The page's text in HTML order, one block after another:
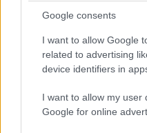
Google consents
I want to allow Google
related to advertising
device identifiers in
I want to allow my user
Google for online
több biztonsági
kizárólag az adott
használható.
A Samsung Pay-t úgy
láthassák, illetve ne
és a vásárlók minden